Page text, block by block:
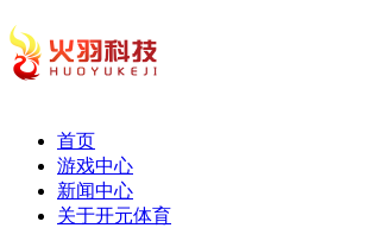
首页
游戏中心
新闻中心
关于开元体育